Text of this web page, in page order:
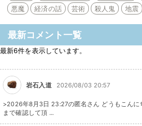
悪魔 経済の話 芸術 殺人鬼 地震
最新コメント一覧
最新6件を表示しています。
岩石入道 2026/08/03 20:57
>2026年8月3日 23:27の匿名さん どうもこんに
まで確認して頂 ...